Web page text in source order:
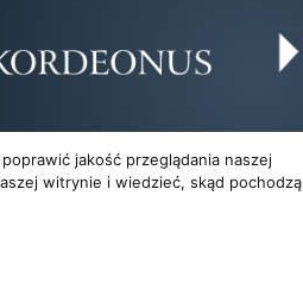
jakość przeglądania naszej
witrynie i wiedzieć, skąd pochodzą